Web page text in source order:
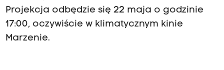
Projekcja odbędzie się 22 maja o godzinie
17:00, oczywiście w klimatycznym kinie
Marzenie.